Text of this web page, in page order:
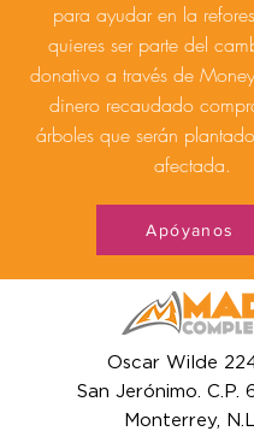
para ayudar en la
quieres ser parte del
donativo a través de
dinero recaudado
árboles que serán
afectada.
Apóyanos
Oscar Wilde
San Jerónimo. C.P.
Monterrey, N.L.